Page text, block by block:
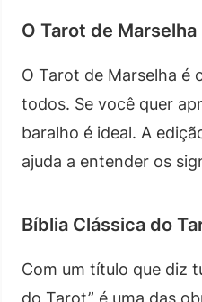
O Tarot de Marselha
O Tarot de Marselha é
todos. Se você quer
baralho é ideal. A
ajuda a entender os
Bíblia Clássica do
Com um título que diz
do Tarot” é uma das